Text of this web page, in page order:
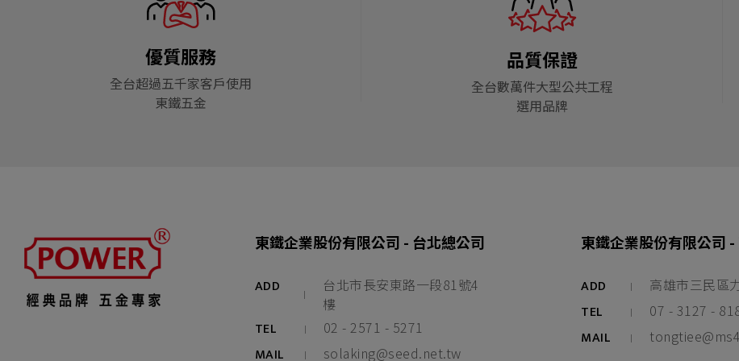
優質服務
全台超過五千家客戶使用
東鐵五金
品質保證
全台數萬件大型公共工程
選用品牌
東鐵企業股份有限公司 - 台北總公司
ADD
台北市長安東路一段81號4
樓
TEL 02 - 2571 - 5271
MAIL solaking@seed.net.tw
東鐵企業股份有限公司
ADD 高雄市三民區
TEL 07 - 3127 -
MAIL